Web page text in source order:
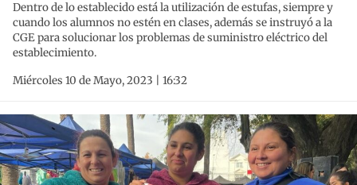
Dentro de lo establecido está la utilización de estufas, siempre y
cuando los alumnos no estén en clases, además se instruyó a la
CGE para solucionar los problemas de suministro eléctrico del
establecimiento.
Miércoles 10 de Mayo, 2023 | 16:32